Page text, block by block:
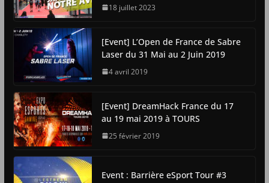
18 juillet 2023
[Event] L’Open de France de Sabre
Laser du 31 Mai au 2 Juin 2019
4 avril 2019
[Event] DreamHack France du 17
au 19 mai 2019 à TOURS
25 février 2019
Event : Barrière eSport Tour #3